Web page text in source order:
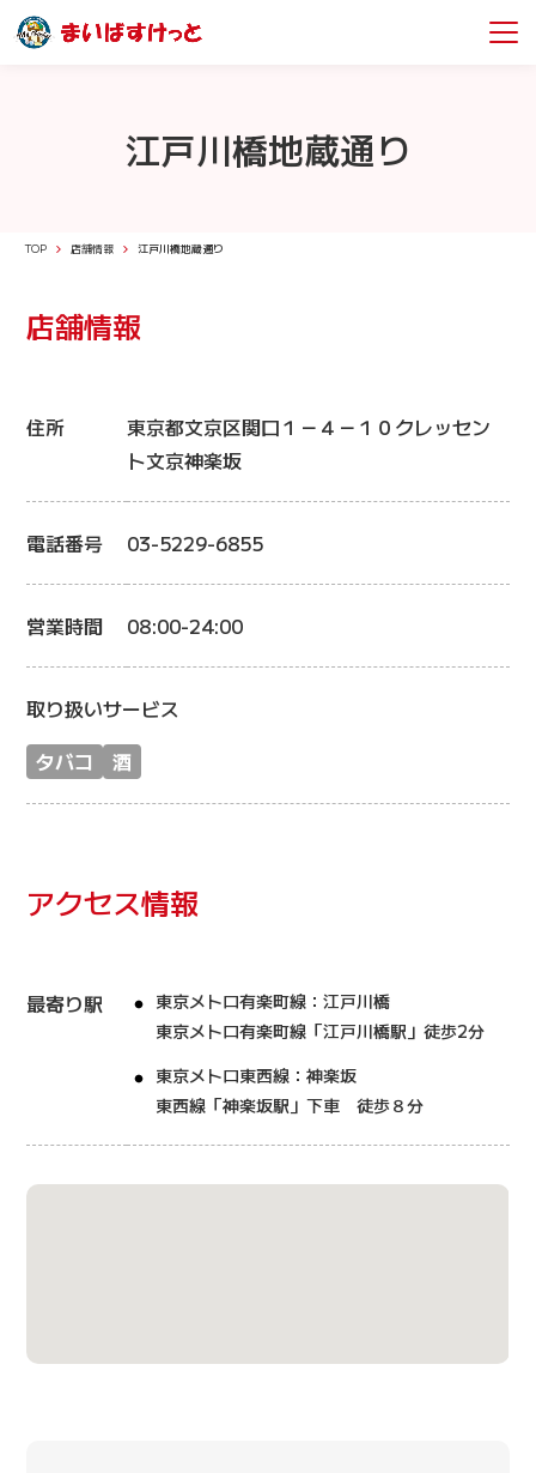
江戸川橋地蔵通り
TOP 店舗情報 江戸川橋地蔵通り
店舗情報
住所
東京都文京区関口１－４－１０クレッセン
ト文京神楽坂
電話番号 03-5229-6855
営業時間 08:00-24:00
取り扱いサービス
タバコ
酒
アクセス情報
最寄り駅
東京メトロ有楽町線：江戸川橋
東京メトロ有楽町線「江戸川橋駅」徒歩2分
東京メトロ東西線：神楽坂
東西線「神楽坂駅」下車 徒歩８分